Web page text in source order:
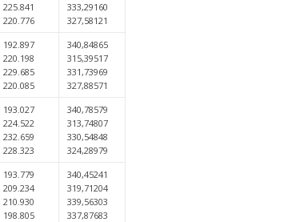
225.841
220.776
333,29160
327,58121
192.897
220.198
229.685
220.085
340,84865
315,39517
331,73969
327,88571
193.027
224.522
232.659
228.323
340,78579
313,74807
330,54848
324,28979
193.779
209.234
210.930
198.805
340,45241
319,71204
339,56303
337,87683